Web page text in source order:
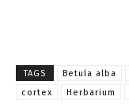
TAGS Betula alba
cortex
Herbarium